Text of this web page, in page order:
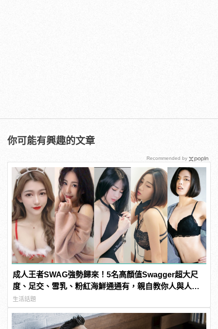
你可能有興趣的文章
成人王者SWAG強勢歸來！5名高顏值Swagger超大尺
度、足交、雪乳、粉紅海鮮通通有，親自教你人與人的
連結！ | manfashion這樣變型男
生活話題
Recommended by